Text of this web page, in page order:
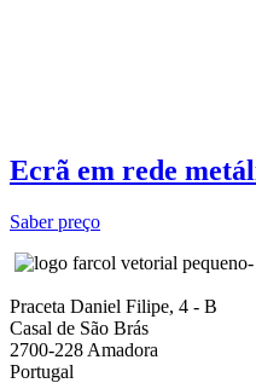
Ecrã em rede
Saber preço
Praceta Daniel Filipe, 4 - B
Casal de São Brás
2700-228 Amadora
Portugal